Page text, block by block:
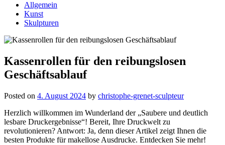
Allgemein
Kunst
Skulpturen
Kassenrollen für den reibungslosen
Geschäftsablauf
Posted on 4. August 2024 by christophe-grenet-sculpteur
Herzlich willkommen im Wunderland der „Saubere und deutlich
lesbare Druckergebnisse“! Bereit, Ihre Druckwelt zu
revolutionieren? Antwort: Ja, denn dieser Artikel zeigt Ihnen die
besten Produkte für makellose Ausdrucke. Entdecken Sie mehr!